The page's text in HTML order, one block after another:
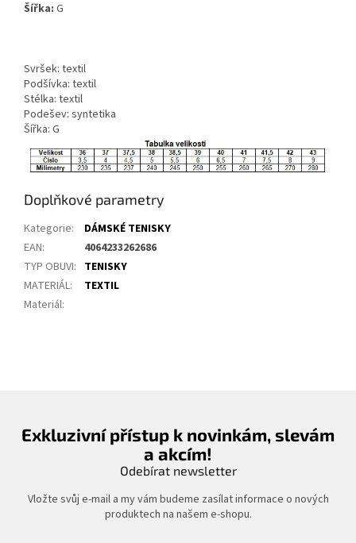
Šířka: G
Svršek: textil
Podšívka: textil
Stélka: textil
Podešev: syntetika
Šířka: G
Doplňkové parametry
Kategorie:
DÁMSKÉ TENISKY
EAN:
4064233262686
TYP OBUVI: TENISKY
MATERIÁL:
TEXTIL
Materiál:
Exkluzivní přístup k novinkám, slevám
a akcím!
Odebírat newsletter
Vložte svůj e-mail a my vám budeme zasílat informace o nových
produktech na našem e-shopu.